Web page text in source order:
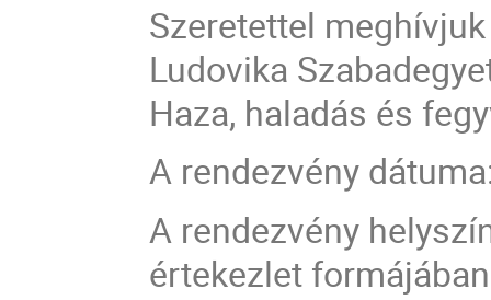
Szeretettel
Ludovika
Haza, haladás és
A rendezvény
A rendezvény
értekezlet formájában